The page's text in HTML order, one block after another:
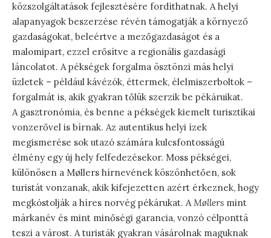
közszolgáltatások fejlesztésére fordíthatnak. A helyi
alapanyagok beszerzése révén támogatják a környező
gazdaságokat, beleértve a mezőgazdaságot és a
malomipart, ezzel erősítve a regionális gazdasági
láncolatot. A pékségek forgalma ösztönzi más helyi
üzletek – például kávézók, éttermek, élelmiszerboltok –
forgalmát is, akik gyakran tőlük szerzik be pékáruikat.
A gasztronómia, és benne a pékségek kiemelt turisztikai
vonzerővel is bírnak. Az autentikus helyi ízek
megismerése sok utazó számára kulcsfontosságú
élmény egy új hely felfedezésekor. Moss pékségei,
különösen a Møllers hírnevének köszönhetően, sok
turistát vonzanak, akik kifejezetten azért érkeznek, hogy
megkóstolják a híres norvég pékárukat. AMøllers mint
márkanév és mint minőségi garancia, vonzó célponttá
teszi a várost. A turisták gyakran vásárolnak maguknak